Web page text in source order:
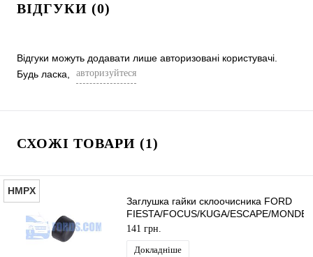
ВІДГУКИ (0)
Відгуки можуть додавати лише авторизовані користувачі.
Будь ласка,
авторизуйтеся
СХОЖІ ТОВАРИ (1)
HMPX
Заглушка гайки склоочисника FORD
FIESTA/FOCUS/KUGA/ESCAPE/
HMPX
141 грн.
Докладніше